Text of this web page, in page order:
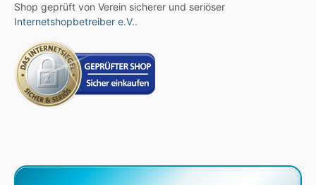
Shop geprüft von Verein sicherer und seriöser
Internetshopbetreiber e.V..